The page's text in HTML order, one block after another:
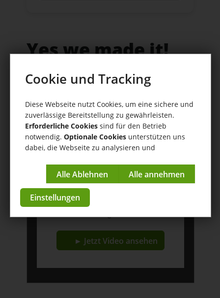
Yes we made it!
tricoma 5.1 ist da!
🥳🎉
Willkommen in der Zukunft von tricoma 5.1
YouTube Video
Dieses Video wird von einem fremden
► Jetzt Video ansehen
Cookie und Tracking
Diese Webseite nutzt Cookies, um eine sichere und
zuverlässige Bereitstellung zu gewährleisten.
Erforderliche Cookies sind für den Betrieb
notwendig. Optionale Cookies unterstützen uns
dabei, die Webseite zu analysieren und
Impressum| Datenschutzerklärung
Einstellungen